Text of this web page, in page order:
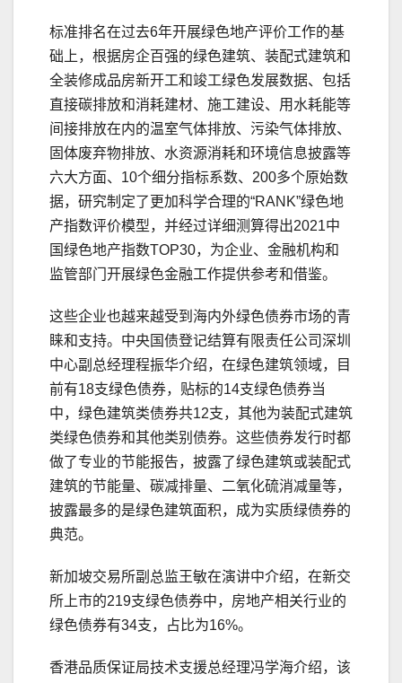
标准排名在过去6年开展绿色地产评价工作的基
础上，根据房企百强的绿色建筑、装配式建筑和
全装修成品房新开工和竣工绿色发展数据、包括
直接碳排放和消耗建材、施工建设、用水耗能等
间接排放在内的温室气体排放、污染气体排放、
固体废弃物排放、水资源消耗和环境信息披露等
六大方面、10个细分指标系数、200多个原始数
据，研究制定了更加科学合理的“RANK”绿色地
产指数评价模型，并经过详细测算得出2021中
国绿色地产指数TOP30，为企业、金融机构和
监管部门开展绿色金融工作提供参考和借鉴。
这些企业也越来越受到海内外绿色债券市场的青
睐和支持。中央国债登记结算有限责任公司深圳
中心副总经理程振华介绍，在绿色建筑领域，目
前有18支绿色债券，贴标的14支绿色债券当
中，绿色建筑类债券共12支，其他为装配式建筑
类绿色债券和其他类别债券。这些债券发行时都
做了专业的节能报告，披露了绿色建筑或装配式
建筑的节能量、碳减排量、二氧化硫消减量等，
披露最多的是绿色建筑面积，成为实质绿债券的
典范。
新加坡交易所副总监王敏在演讲中介绍，在新交
所上市的219支绿色债券中，房地产相关行业的
绿色债券有34支，占比为16%。
香港品质保证局技术支援总经理冯学海介绍，该